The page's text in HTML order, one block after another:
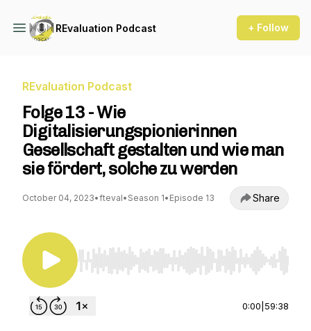
REvaluation Podcast + Follow
REvaluation Podcast
Folge 13 - Wie
Digitalisierungspionierinnen
Gesellschaft gestalten und wie man
sie fördert, solche zu werden
October 04, 2023•fteval• Season 1• Episode 13 Share
Use Left/Right to seek, Home/End to jump to
0:00 59:38